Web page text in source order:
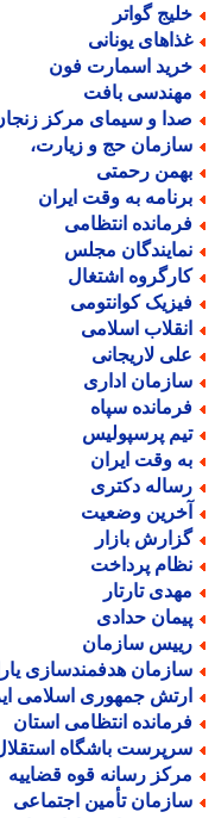
گواتر
یونانی
اسمارت فون
بافت
و سیمای مرکز زنجان
حج و زیارت،
رحمتی
به وقت ایران
انتظامی
مجلس
اشتغال
کوانتومی
اسلامی
لاریجانی
اداری
سپاه
پرسپولیس
وقت ایران
دکتری
وضعیت
بازار
پرداخت
تارتار
حدادی
سازمان
هدفمندسازی یارانه
جمهوری اسلامی ایران
انتظامی استان
باشگاه استقلال
رسانه قوه قضاییه
تأمین اجتماعی